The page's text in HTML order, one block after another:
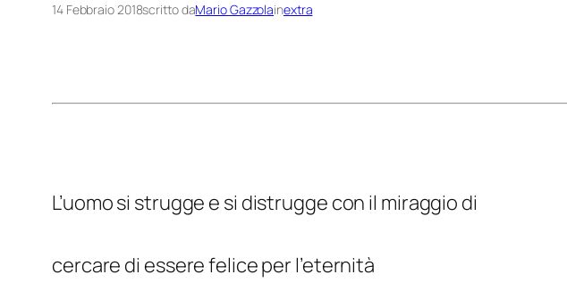
14 Febbraio 2018scritto daMario Gazzolainextra
L’uomo si strugge e si distrugge con il miraggio di
cercare di essere felice per l’eternità